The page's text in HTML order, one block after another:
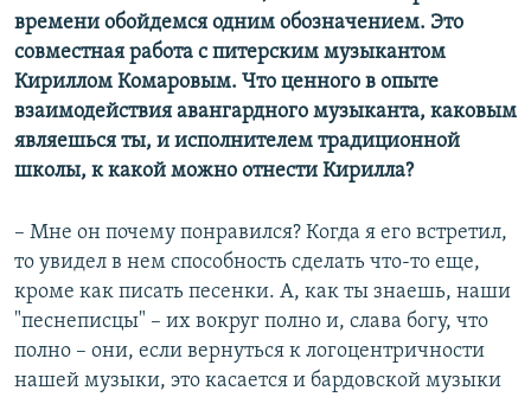
времени обойдемся одним обозначением. Это
совместная работа с питерским музыкантом
Кириллом Комаровым. Что ценного в опыте
взаимодействия авангардного музыканта, каковым
являешься ты, и исполнителем традиционной
школы, к какой можно отнести Кирилла?
– Мне он почему понравился? Когда я его встретил,
то увидел в нем способность сделать что-то еще,
кроме как писать песенки. А, как ты знаешь, наши
"песнеписцы" – их вокруг полно и, слава богу, что
полно – они, если вернуться к логоцентричности
нашей музыки, это касается и бардовской музыки